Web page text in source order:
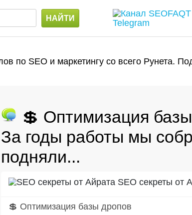
по SEO и маркетингу со всего Рунета.
💲 Оптимизация
За годы работы мы
подняли...
SEO секреты от
💲 Оптимизация базы дропов